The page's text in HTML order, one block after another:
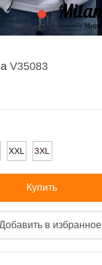
V35083
XXL 3XL
Купить
в избранное